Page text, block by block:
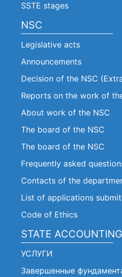
SSTE stages
NSC
Legislative acts
Announcements
Decision of the NSC
Reports on the work of
About work of the NSC
The board of the NSC
The board of the NSC
Frequently asked
Contacts of the
List of applications
Code of Ethics
STATE ACCOUNTING
УСЛУГИ
Завершенные